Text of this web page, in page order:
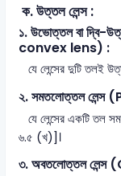
ক. উত্তল লেন্স :
১. উভোত্তল বা
convex lens) :
যে লেন্সের দুটি তলই
২. সমতলোত্তল
যে লেন্সের একটি তল
৬.৫ (খ)]।
৩. অবতলোত্তল